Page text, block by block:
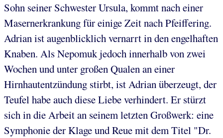
Sohn seiner Schwester Ursula, kommt nach einer
Masernerkrankung für einige Zeit nach Pfeiffering.
Adrian ist augenblicklich vernarrt in den engelhaften
Knaben. Als Nepomuk jedoch innerhalb von zwei
Wochen und unter großen Qualen an einer
Hirnhautentzündung stirbt, ist Adrian überzeugt, der
Teufel habe auch diese Liebe verhindert. Er stürzt
sich in die Arbeit an seinem letzten Großwerk: eine
Symphonie der Klage und Reue mit dem Titel "Dr.